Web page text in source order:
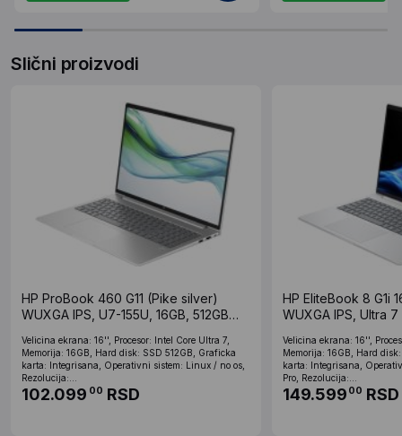
Slični proizvodi
HP ProBook 460 G11 (Pike silver)
WUXGA IPS, U7-155U, 16GB, 512GB
Velicina ekrana: 16'', Procesor: Intel Core Ultra 7,
Memorija: 16GB, Hard disk: SSD 512GB, Graficka
karta: Integrisana, Operativni sistem: Linux / no os,
Rezolucija:...
102.099 00 RSD
HP EliteBook 8 G1i
WUXGA IPS, Ultra 7
Velicina ekrana: 16'',
Memorija: 16GB, Hard
karta: Integrisana,
Pro, Rezolucija:...
149.599 00 RSD